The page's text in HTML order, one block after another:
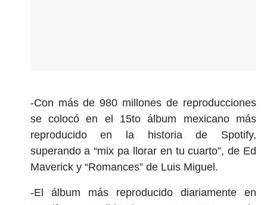
-Con más de 980 millones de reproducciones
se colocó en el 15to álbum mexicano más
reproducido en la historia de Spotify,
superando a “mix pa llorar en tu cuarto”, de Ed
Maverick y “Romances” de Luis Miguel.
-El álbum más reproducido diariamente en